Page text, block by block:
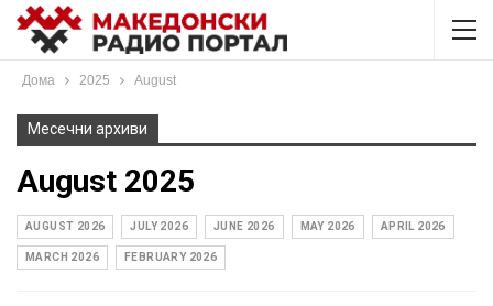
Дома 2025 August
Месечни архиви
August 2025
AUGUST 2026 JULY 2026 JUNE 2026 MAY 2026 APRIL 2026
MARCH 2026 FEBRUARY 2026